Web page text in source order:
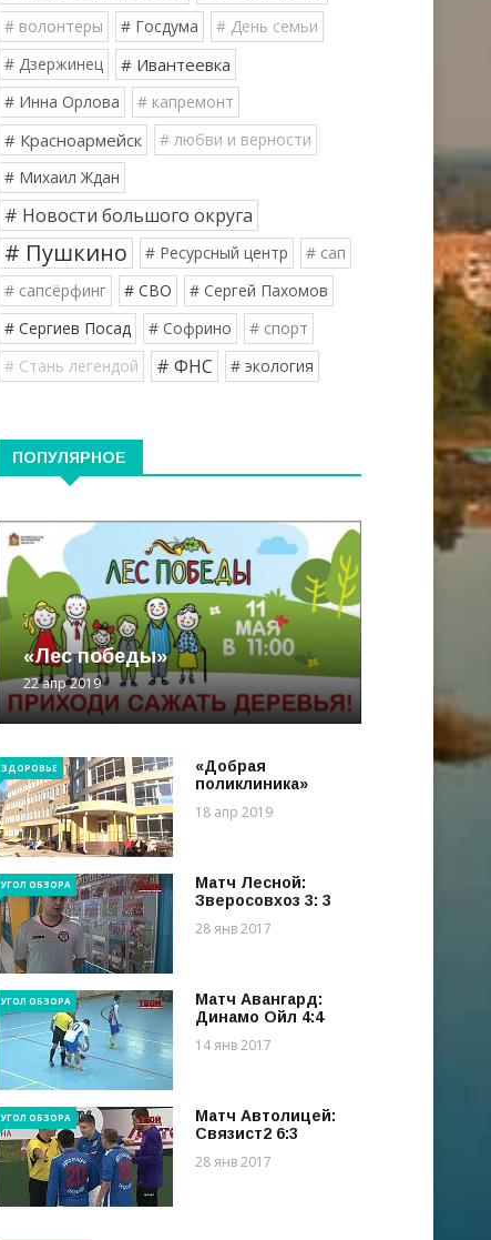
# волонтеры
# Госдума
# День семьи
# Дзержинец
# Ивантеевка
# Инна Орлова # капремонт
# Красноармейск
# любви и верности
# Михаил Ждан
# Новости большого округа
# Пушкино # Ресурсный центр
# сап
# сапсёрфинг
# СВО
# Сергей Пахомов
# Сергиев Посад
# Софрино
# спорт
# Стань легендой
# ФНС # экология
ПОПУЛЯРНОЕ
«Лес победы»
22 апр 2019
ЗДОРОВЬЕ
«Добрая
поликлиника»
18 апр 2019
УГОЛ ОБЗОРА
Матч Лесной:
Зверосовхоз 3: 3
28 янв 2017
УГОЛ ОБЗОРА
Матч Авангард:
Динамо Ойл 4:4
14 янв 2017
УГОЛ ОБЗОРА
Матч Автолицей:
Связист2 6:3
28 янв 2017